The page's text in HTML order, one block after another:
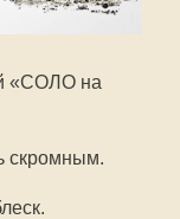
«СОЛО на
скромным.